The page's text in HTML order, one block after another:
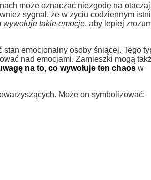
może oznaczać niezgodę na
sygnał, że w życiu codziennym
takie emocje, aby lepiej
emocjonalny osoby śniącej. Tego
nad emocjami. Zamieszki mogą
na to, co wywołuje ten chaos w
Może on symbolizować: